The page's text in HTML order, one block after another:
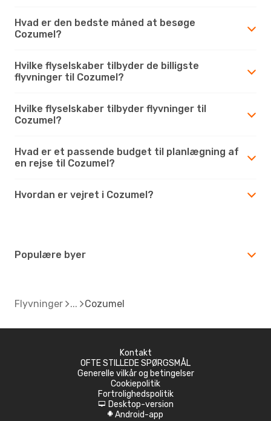
Hvad er den bedste måned at besøge
Cozumel?
Hvilke flyselskaber tilbyder de billigste
flyvninger til Cozumel?
Hvilke flyselskaber tilbyder flyvninger til
Cozumel?
Hvad er et passende budget til planlægning af
en rejse til Cozumel?
Hvordan er vejret i Cozumel?
Populære byer
Flyvninger Cozumel
Kontakt
OFTE STILLEDE SPØRGSMÅL
Generelle vilkår og betingelser
Cookiepolitik
Fortrolighedspolitik
d Desktop-version
A Android-app